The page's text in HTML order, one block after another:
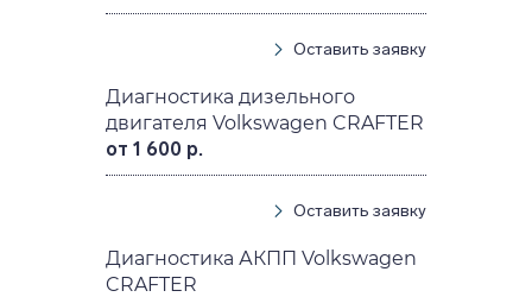
Оставить заявку
Диагностика дизельного
двигателя Volkswagen CRAFTER
от 1 600 р.
Оставить заявку
Диагностика АКПП Volkswagen
CRAFTER